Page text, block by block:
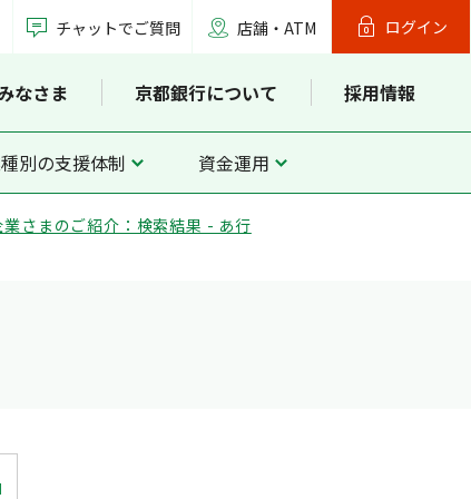
チャットでご質問 店舗・ATM ログイン
なさま 京都銀行について 採用情報
別の支援体制 資金運用
業さまのご紹介：検索結果 - あ行